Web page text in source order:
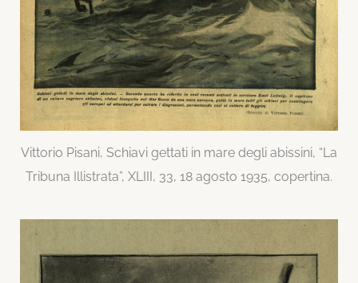
Vittorio Pisani, Schiavi gettati in mare degli abissini, “La
Tribuna Illistrata”, XLIII, 33, 18 agosto 1935, copertina.